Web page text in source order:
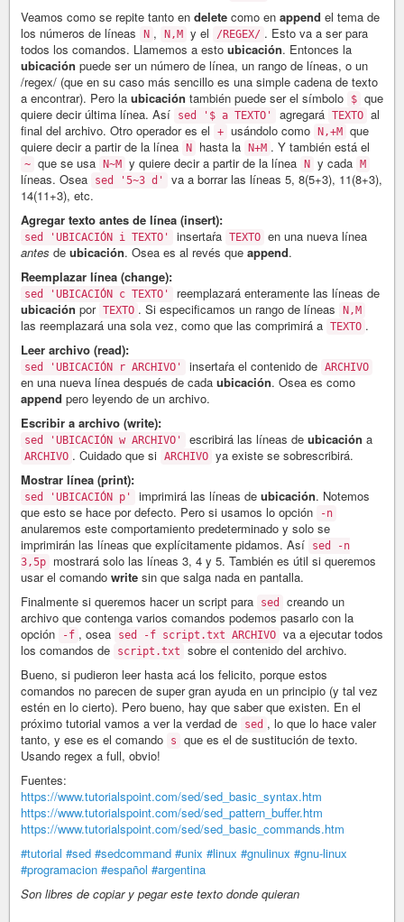
Veamos como se repite tanto en delete como en append el tema de
los números de líneas
N , N,M y el /REGEX/ . Esto va a ser para
todos los comandos. Llamemos a esto ubicación. Entonces la
ubicación puede ser un número de línea, un rango de líneas, o un
/regex/ (que en su caso más sencillo es una simple cadena de texto
a encontrar). Pero la ubicación también puede ser el símbolo $ que
quiere decir última línea. Así
sed '$ a TEXTO' agregará TEXTO al
final del archivo. Otro operador es el
+ usándolo como N,+M que
quiere decir a partir de la línea N hasta la N+M . Y también está el
~ que se usa N~M y quiere decir a partir de la línea N y cada M
líneas. Osea sed '5~3 d'
va a borrar las líneas 5, 8(5+3), 11(8+3),
14(11+3), etc.
Agregar texto antes de línea (insert):
sed 'UBICACIÓN i TEXTO' insertaŕa TEXTO en una nueva línea
antes de ubicación. Osea es al revés que append.
Reemplazar línea (change):
sed 'UBICACIÓN c TEXTO'
reemplazará enteramente las líneas de
ubicación por TEXTO . Si especificamos un rango de líneas N,M
las reemplazará una sola vez, como que las comprimirá a TEXTO .
Leer archivo (read):
sed 'UBICACIÓN r ARCHIVO' insertaŕa el contenido de ARCHIVO
en una nueva línea después de cada ubicación. Osea es como
append pero leyendo de un archivo.
Escribir a archivo (write):
sed 'UBICACIÓN w ARCHIVO' escribirá las líneas de ubicación a
ARCHIVO . Cuidado que si ARCHIVO ya existe se sobrescribirá.
Mostrar línea (print):
sed 'UBICACIÓN p' imprimirá las líneas de ubicación. Notemos
que esto se hace por defecto. Pero si usamos lo opción
-n
anularemos este comportamiento predeterminado y solo se
imprimirán las líneas que explícitamente pidamos. Así
sed -n
3,5p
mostrará solo las líneas 3, 4 y 5. También es útil si queremos
usar el comando write sin que salga nada en pantalla.
Finalmente si queremos hacer un script para
sed
creando un
archivo que contenga varios comandos podemos pasarlo con la
opción
-f , osea sed -f script.txt ARCHIVO va a ejecutar todos
los comandos de
script.txt
sobre el contenido del archivo.
Bueno, si pudieron leer hasta acá los felicito, porque estos
comandos no parecen de super gran ayuda en un principio (y tal vez
estén en lo cierto). Pero bueno, hay que saber que existen. En el
próximo tutorial vamos a ver la verdad de
sed , lo que lo hace valer
tanto, y ese es el comando
s
que es el de sustitución de texto.
Usando regex a full, obvio!
Fuentes:
https://www.tutorialspoint.com/sed/sed_basic_syntax.htm
https://www.tutorialspoint.com/sed/sed_pattern_buffer.htm
https://www.tutorialspoint.com/sed/sed_basic_commands.htm
#tutorial #sed #sedcommand #unix #linux #gnulinux #gnu-linux
#programacion #español #argentina
Son libres de copiar y pegar este texto donde quieran